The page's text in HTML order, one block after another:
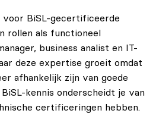
voor BiSL-gecertificeerde
rollen als functioneel
business analist en IT-
deze expertise groeit omdat
afhankelijk zijn van goede
kennis onderscheidt je van
certificeringen hebben.